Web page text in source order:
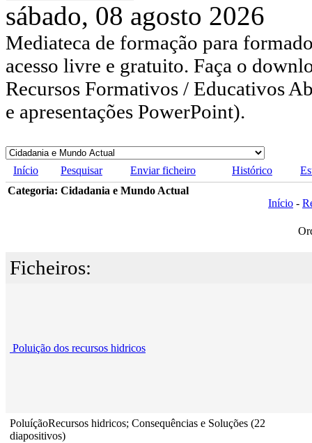
sábado, 08 agosto 2026
Mediateca de formação para
acesso livre e gratuito. Faça o
Recursos Formativos / Educativos
e apresentações PowerPoint).
Início Pesquisar Enviar ficheiro Histórico
Categoria: Cidadania e Mundo Actual
Início -
Ficheiros:
Poluição dos recursos hidricos
PoluíçãoRecursos hidricos; Consequências e Soluções (22
diapositivos)